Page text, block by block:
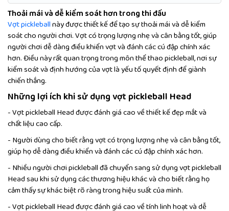
Thoải mái và dễ kiểm soát hơn trong thi đấu
Vợt pickleballnày được thiết kế để tạo sự thoải mái và dễ kiểm
soát cho người chơi. Vợt có trọng lượng nhẹ và cân bằng tốt, giúp
người chơi dễ dàng điều khiển vợt và đánh các cú đập chính xác
hơn. Điều này rất quan trọng trong môn thể thao pickleball, nơi sự
kiểm soát và định hướng của vợt là yếu tố quyết định để giành
chiến thắng.
Những lợi ích khi sử dụng vợt pickleball Head
- Vợt pickleball Head được đánh giá cao về thiết kế đẹp mắt và
chất liệu cao cấp.
- Người dùng cho biết rằng vợt có trọng lượng nhẹ và cân bằng tốt,
giúp họ dễ dàng điều khiển và đánh các cú đập chính xác hơn.
- Nhiều người chơi pickleball đã chuyển sang sử dụng vợt pickleball
Head sau khi sử dụng các thương hiệu khác và cho biết rằng họ
cảm thấy sự khác biệt rõ ràng trong hiệu suất của mình.
- Vợt pickleball Head được đánh giá cao về tính linh hoạt và dễ